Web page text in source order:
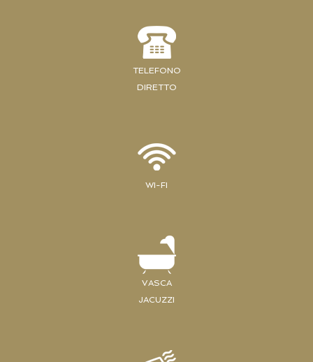
TELEFONO
DIRETTO
WI-FI
VASCA
JACUZZI